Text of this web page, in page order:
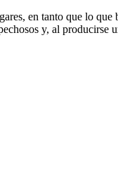
en tanto que lo
y, al producirse